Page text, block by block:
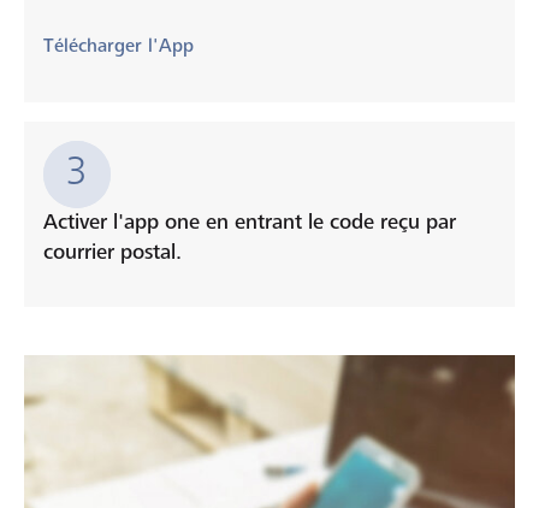
Télécharger l'App
3
Activer l'app one en entrant le code reçu par
courrier postal.